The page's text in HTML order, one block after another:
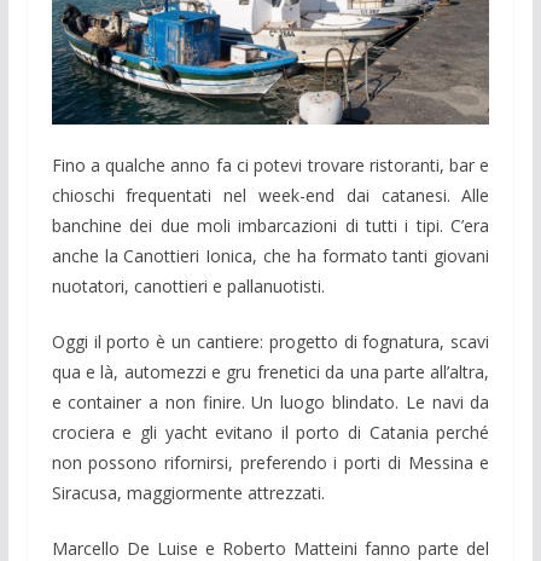
Fino a qualche anno fa ci potevi trovare ristoranti, bar e
chioschi frequentati nel week-end dai catanesi. Alle
banchine dei due moli imbarcazioni di tutti i tipi. C’era
anche la Canottieri Ionica, che ha formato tanti giovani
nuotatori, canottieri e pallanuotisti.
Oggi il porto è un cantiere: progetto di fognatura, scavi
qua e là, automezzi e gru frenetici da una parte all’altra,
e container a non finire. Un luogo blindato. Le navi da
crociera e gli yacht evitano il porto di Catania perché
non possono rifornirsi, preferendo i porti di Messina e
Siracusa, maggiormente attrezzati.
Marcello De Luise e Roberto Matteini fanno parte del